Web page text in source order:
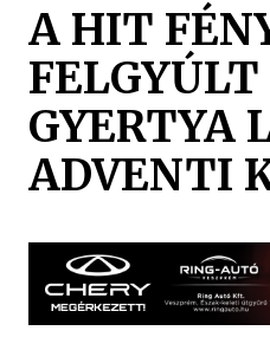
A HIT
GYERTYA
ADVENTI